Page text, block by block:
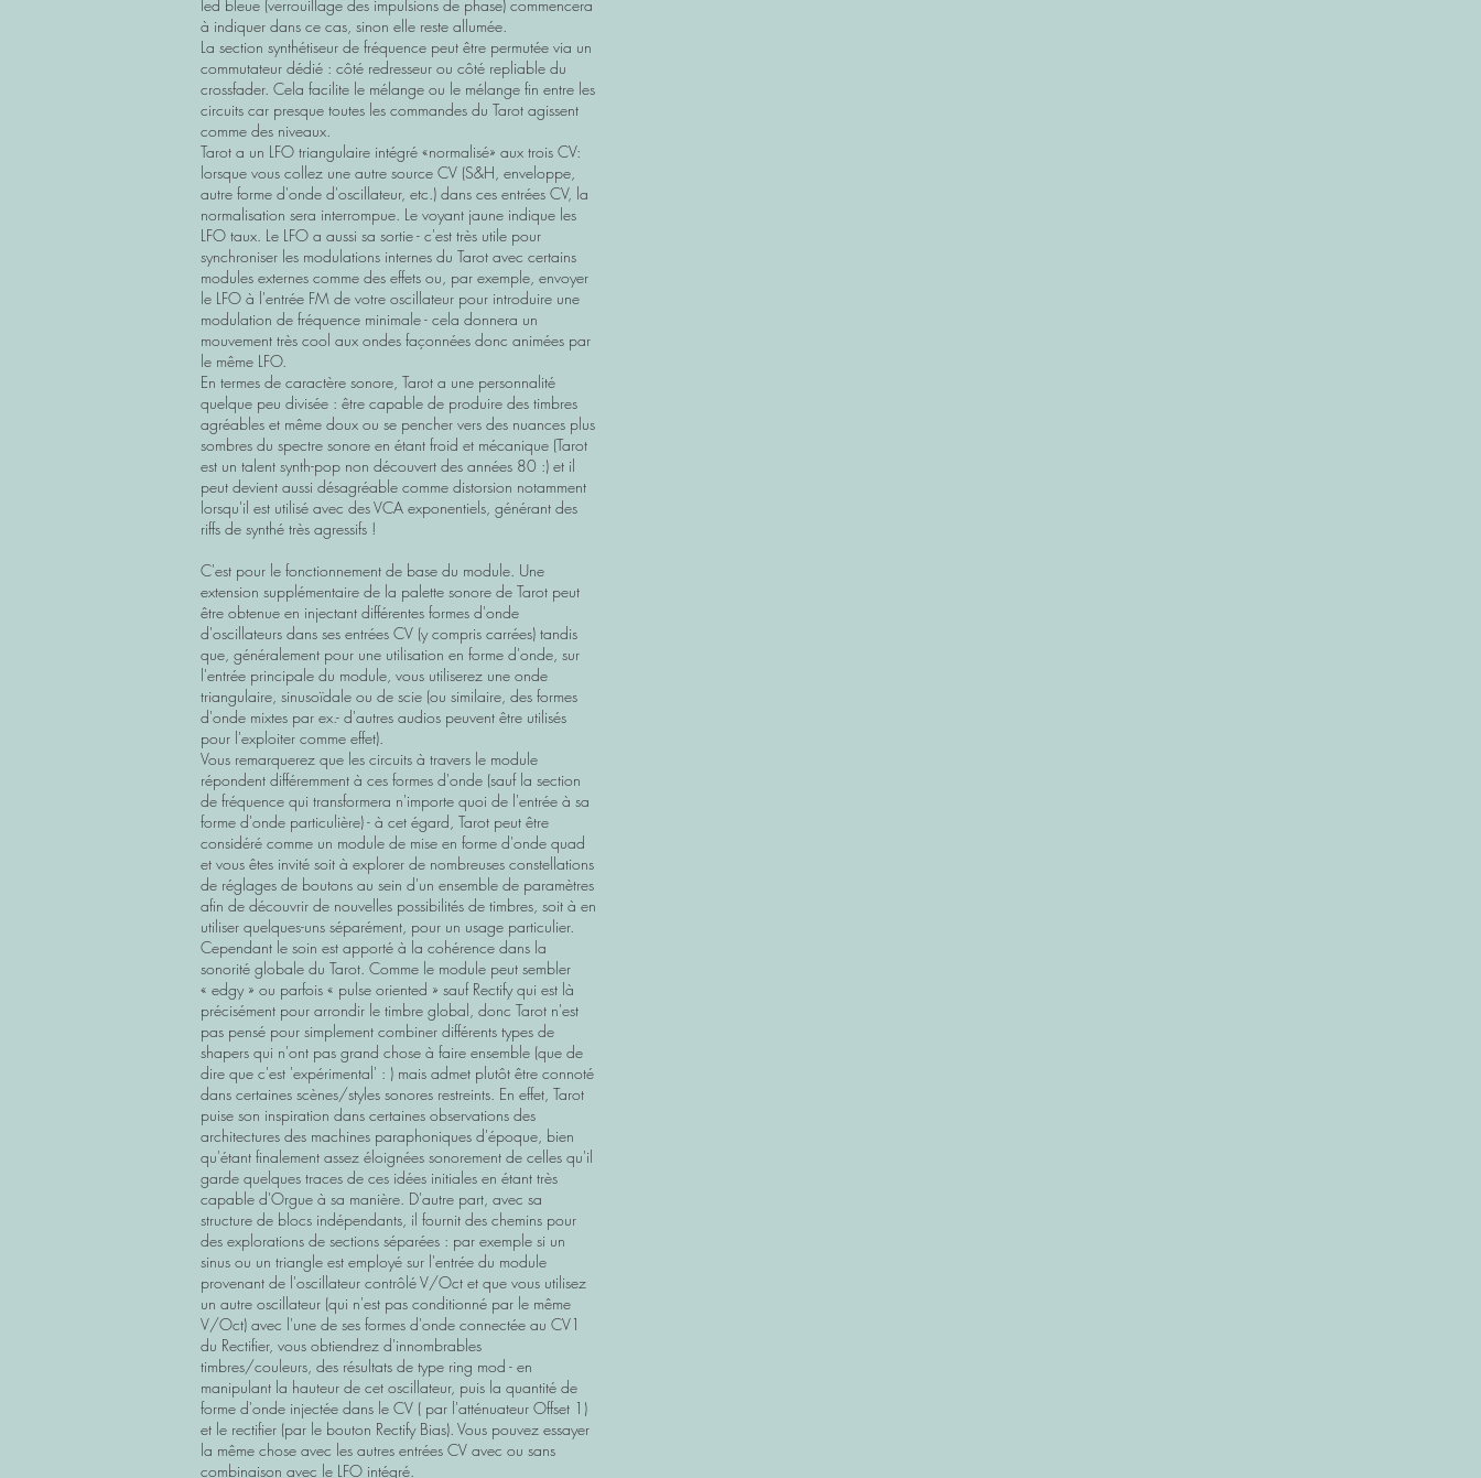
led bleue (verrouillage des impulsions de phase) commencera
à indiquer dans ce cas, sinon elle reste allumée.
La section synthétiseur de fréquence peut être permutée via un
commutateur dédié : côté redresseur ou côté repliable du
crossfader. Cela facilite le mélange ou le mélange fin entre les
circuits car presque toutes les commandes du Tarot agissent
comme des niveaux.
Tarot a un LFO triangulaire intégré «normalisé» aux trois CV:
lorsque vous collez une autre source CV (S&H, enveloppe,
autre forme d'onde d'oscillateur, etc.) dans ces entrées CV, la
normalisation sera interrompue. Le voyant jaune indique les
LFO taux. Le LFO a aussi sa sortie - c'est très utile pour
synchroniser les modulations internes du Tarot avec certains
modules externes comme des effets ou, par exemple, envoyer
le LFO à l'entrée FM de votre oscillateur pour introduire une
modulation de fréquence minimale - cela donnera un
mouvement très cool aux ondes façonnées donc animées par
le même LFO.
En termes de caractère sonore, Tarot a une personnalité
quelque peu divisée : être capable de produire des timbres
agréables et même doux ou se pencher vers des nuances plus
sombres du spectre sonore en étant froid et mécanique (Tarot
est un talent synth-pop non découvert des années 80 :) et il
peut devient aussi désagréable comme distorsion notamment
lorsqu'il est utilisé avec des VCA exponentiels, générant des
riffs de synthé très agressifs !
C'est pour le fonctionnement de base du module. Une
extension supplémentaire de la palette sonore de Tarot peut
être obtenue en injectant différentes formes d'onde
d'oscillateurs dans ses entrées CV (y compris carrées) tandis
que, généralement pour une utilisation en forme d'onde, sur
l'entrée principale du module, vous utiliserez une onde
triangulaire, sinusoïdale ou de scie (ou similaire, des formes
d'onde mixtes par ex.- d'autres audios peuvent être utilisés
pour l'exploiter comme effet).
Vous remarquerez que les circuits à travers le module
répondent différemment à ces formes d'onde (sauf la section
de fréquence qui transformera n'importe quoi de l'entrée à sa
forme d'onde particulière) - à cet égard, Tarot peut être
considéré comme un module de mise en forme d'onde quad
et vous êtes invité soit à explorer de nombreuses constellations
de réglages de boutons au sein d'un ensemble de paramètres
afin de découvrir de nouvelles possibilités de timbres, soit à en
utiliser quelques-uns séparément, pour un usage particulier.
Cependant le soin est apporté à la cohérence dans la
sonorité globale du Tarot. Comme le module peut sembler
« edgy » ou parfois « pulse oriented » sauf Rectify qui est là
précisément pour arrondir le timbre global, donc Tarot n'est
pas pensé pour simplement combiner différents types de
shapers qui n'ont pas grand chose à faire ensemble (que de
dire que c'est 'expérimental' : ) mais admet plutôt être connoté
dans certaines scènes/styles sonores restreints. En effet, Tarot
puise son inspiration dans certaines observations des
architectures des machines paraphoniques d'époque, bien
qu'étant finalement assez éloignées sonorement de celles qu'il
garde quelques traces de ces idées initiales en étant très
capable d'Orgue à sa manière. D'autre part, avec sa
structure de blocs indépendants, il fournit des chemins pour
des explorations de sections séparées : par exemple si un
sinus ou un triangle est employé sur l'entrée du module
provenant de l'oscillateur contrôlé V/Oct et que vous utilisez
un autre oscillateur (qui n'est pas conditionné par le même
V/Oct) avec l'une de ses formes d'onde connectée au CV1
du Rectifier, vous obtiendrez d'innombrables
timbres/couleurs, des résultats de type ring mod - en
manipulant la hauteur de cet oscillateur, puis la quantité de
forme d'onde injectée dans le CV ( par l'atténuateur Offset 1)
et le rectifier (par le bouton Rectify Bias). Vous pouvez essayer
la même chose avec les autres entrées CV avec ou sans
combinaison avec le LFO intégré.